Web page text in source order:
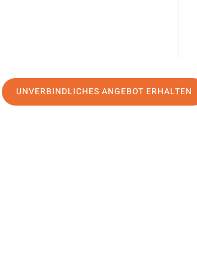
UNVERBINDLICHES ANGEBOT ERHALTEN